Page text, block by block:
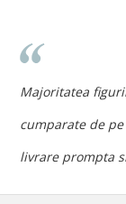
Majoritatea
cumparate de
livrare prompta